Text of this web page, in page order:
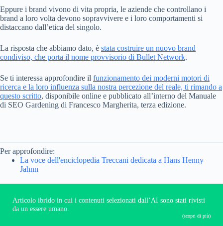
Eppure i brand vivono di vita propria, le aziende che controllano i
brand a loro volta devono sopravvivere e i loro comportamenti si
distaccano dall’etica del singolo.
La risposta che abbiamo dato, è stata costruire un nuovo brand
condiviso, che porta il nome provvisorio di Bullet Network.
Se ti interessa approfondire il funzionamento dei moderni motori di
ricerca e la loro influenza sulla nostra percezione del reale, ti rimando a
questo scritto, disponibile online e pubblicato all’interno del Manuale
di SEO Gardening di Francesco Margherita, terza edizione.
Per approfondire:
La voce dell'enciclopedia Treccani dedicata a Hans Henny
Jahnn
Articolo ibrido in cui i contenuti selezionati dall’AI sono stati rivisti
da un essere umano.
(scopri di più)